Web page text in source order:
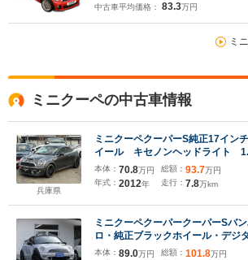
中古車平均価格： 83.3万円
ミ
ミニクーペの中古車情報
兵庫県
ミニクーペクーパーS純正17イン
イール キセノンヘッドライト
エンジン 障害物センサー MT
レスエントリー 取説保証書 3ヶ
ディーラー車
本体： 70.8万円
年式： 2012年
総額： 93.7万円
走行： 7.8万km
ミニクーペクーパークーパーSバ
ロ・純正ブラックホイール・デジ
本体： 89.0万円
総額： 101.8万円